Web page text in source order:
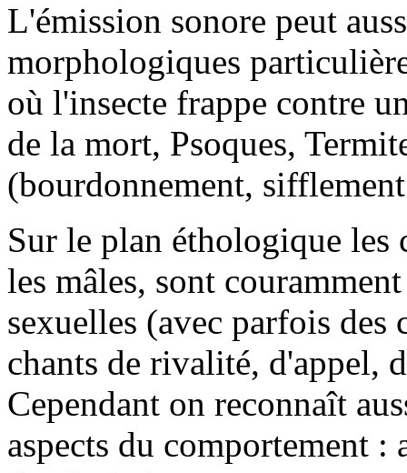
L'émission sonore peut
morphologiques
où l'insecte frappe contre
de la mort, Psoques,
(bourdonnement,
Sur le plan éthologique les
les mâles, sont
sexuelles (avec parfois des
chants de rivalité, d'appel,
Cependant on reconnaît
aspects du comportement